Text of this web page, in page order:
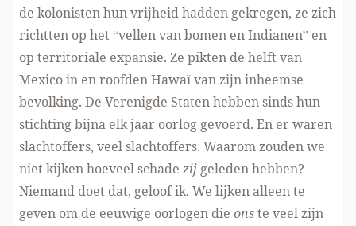
de kolonisten hun vrijheid hadden gekregen, ze zich
richtten op het “vellen van bomen en Indianen” en
op territoriale expansie. Ze pikten de helft van
Mexico in en roofden Hawaï van zijn inheemse
bevolking. De Verenigde Staten hebben sinds hun
stichting bijna elk jaar oorlog gevoerd. En er waren
slachtoffers, veel slachtoffers. Waarom zouden we
niet kijken hoeveel schade zij geleden hebben?
Niemand doet dat, geloof ik. We lijken alleen te
geven om de eeuwige oorlogen die onste veel zijn